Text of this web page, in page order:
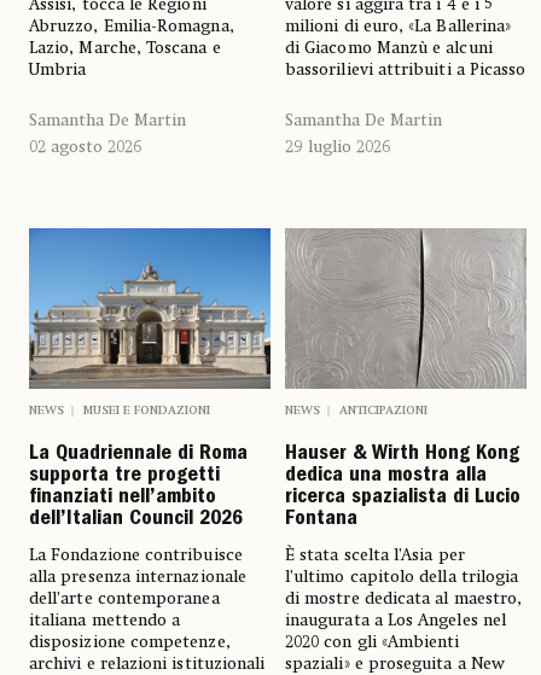
Assisi, tocca le Regioni
Abruzzo, Emilia-Romagna,
Lazio, Marche, Toscana e
Umbria
Samantha De Martin
02 agosto 2026
valore si aggira tra i 4 e i 5
milioni di euro, «La Ballerina»
di Giacomo Manzù e alcuni
bassorilievi attribuiti a Picasso
Samantha De Martin
29 luglio 2026
NEWS MUSEI E FONDAZIONI
La Quadriennale di Roma
supporta tre progetti
finanziati nell’ambito
dell’Italian Council 2026
La Fondazione contribuisce
alla presenza internazionale
dell’arte contemporanea
italiana mettendo a
disposizione competenze,
archivi e relazioni istituzionali
NEWS ANTICIPAZIONI
Hauser & Wirth Hong Kong
dedica una mostra alla
ricerca spazialista di Lucio
Fontana
È stata scelta l’Asia per
l’ultimo capitolo della trilogia
di mostre dedicata al maestro,
inaugurata a Los Angeles nel
2020 con gli «Ambienti
spaziali» e proseguita a New